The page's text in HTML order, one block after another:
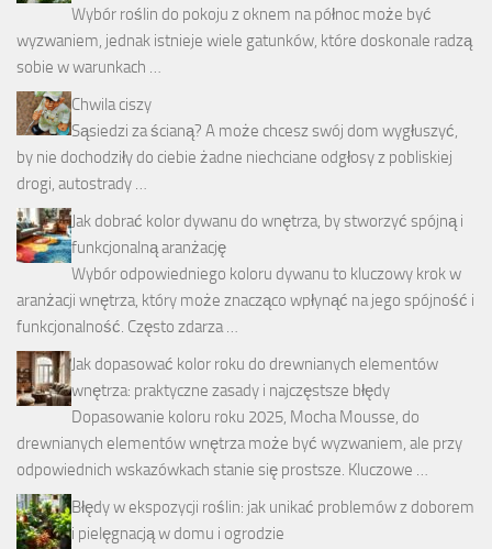
Wybór roślin do pokoju z oknem na północ może być
wyzwaniem, jednak istnieje wiele gatunków, które doskonale radzą
sobie w warunkach …
Chwila ciszy
Sąsiedzi za ścianą? A może chcesz swój dom wygłuszyć,
by nie dochodziły do ciebie żadne niechciane odgłosy z pobliskiej
drogi, autostrady …
Jak dobrać kolor dywanu do wnętrza, by stworzyć spójną i
funkcjonalną aranżację
Wybór odpowiedniego koloru dywanu to kluczowy krok w
aranżacji wnętrza, który może znacząco wpłynąć na jego spójność i
funkcjonalność. Często zdarza …
Jak dopasować kolor roku do drewnianych elementów
wnętrza: praktyczne zasady i najczęstsze błędy
Dopasowanie koloru roku 2025, Mocha Mousse, do
drewnianych elementów wnętrza może być wyzwaniem, ale przy
odpowiednich wskazówkach stanie się prostsze. Kluczowe …
Błędy w ekspozycji roślin: jak unikać problemów z doborem
i pielęgnacją w domu i ogrodzie